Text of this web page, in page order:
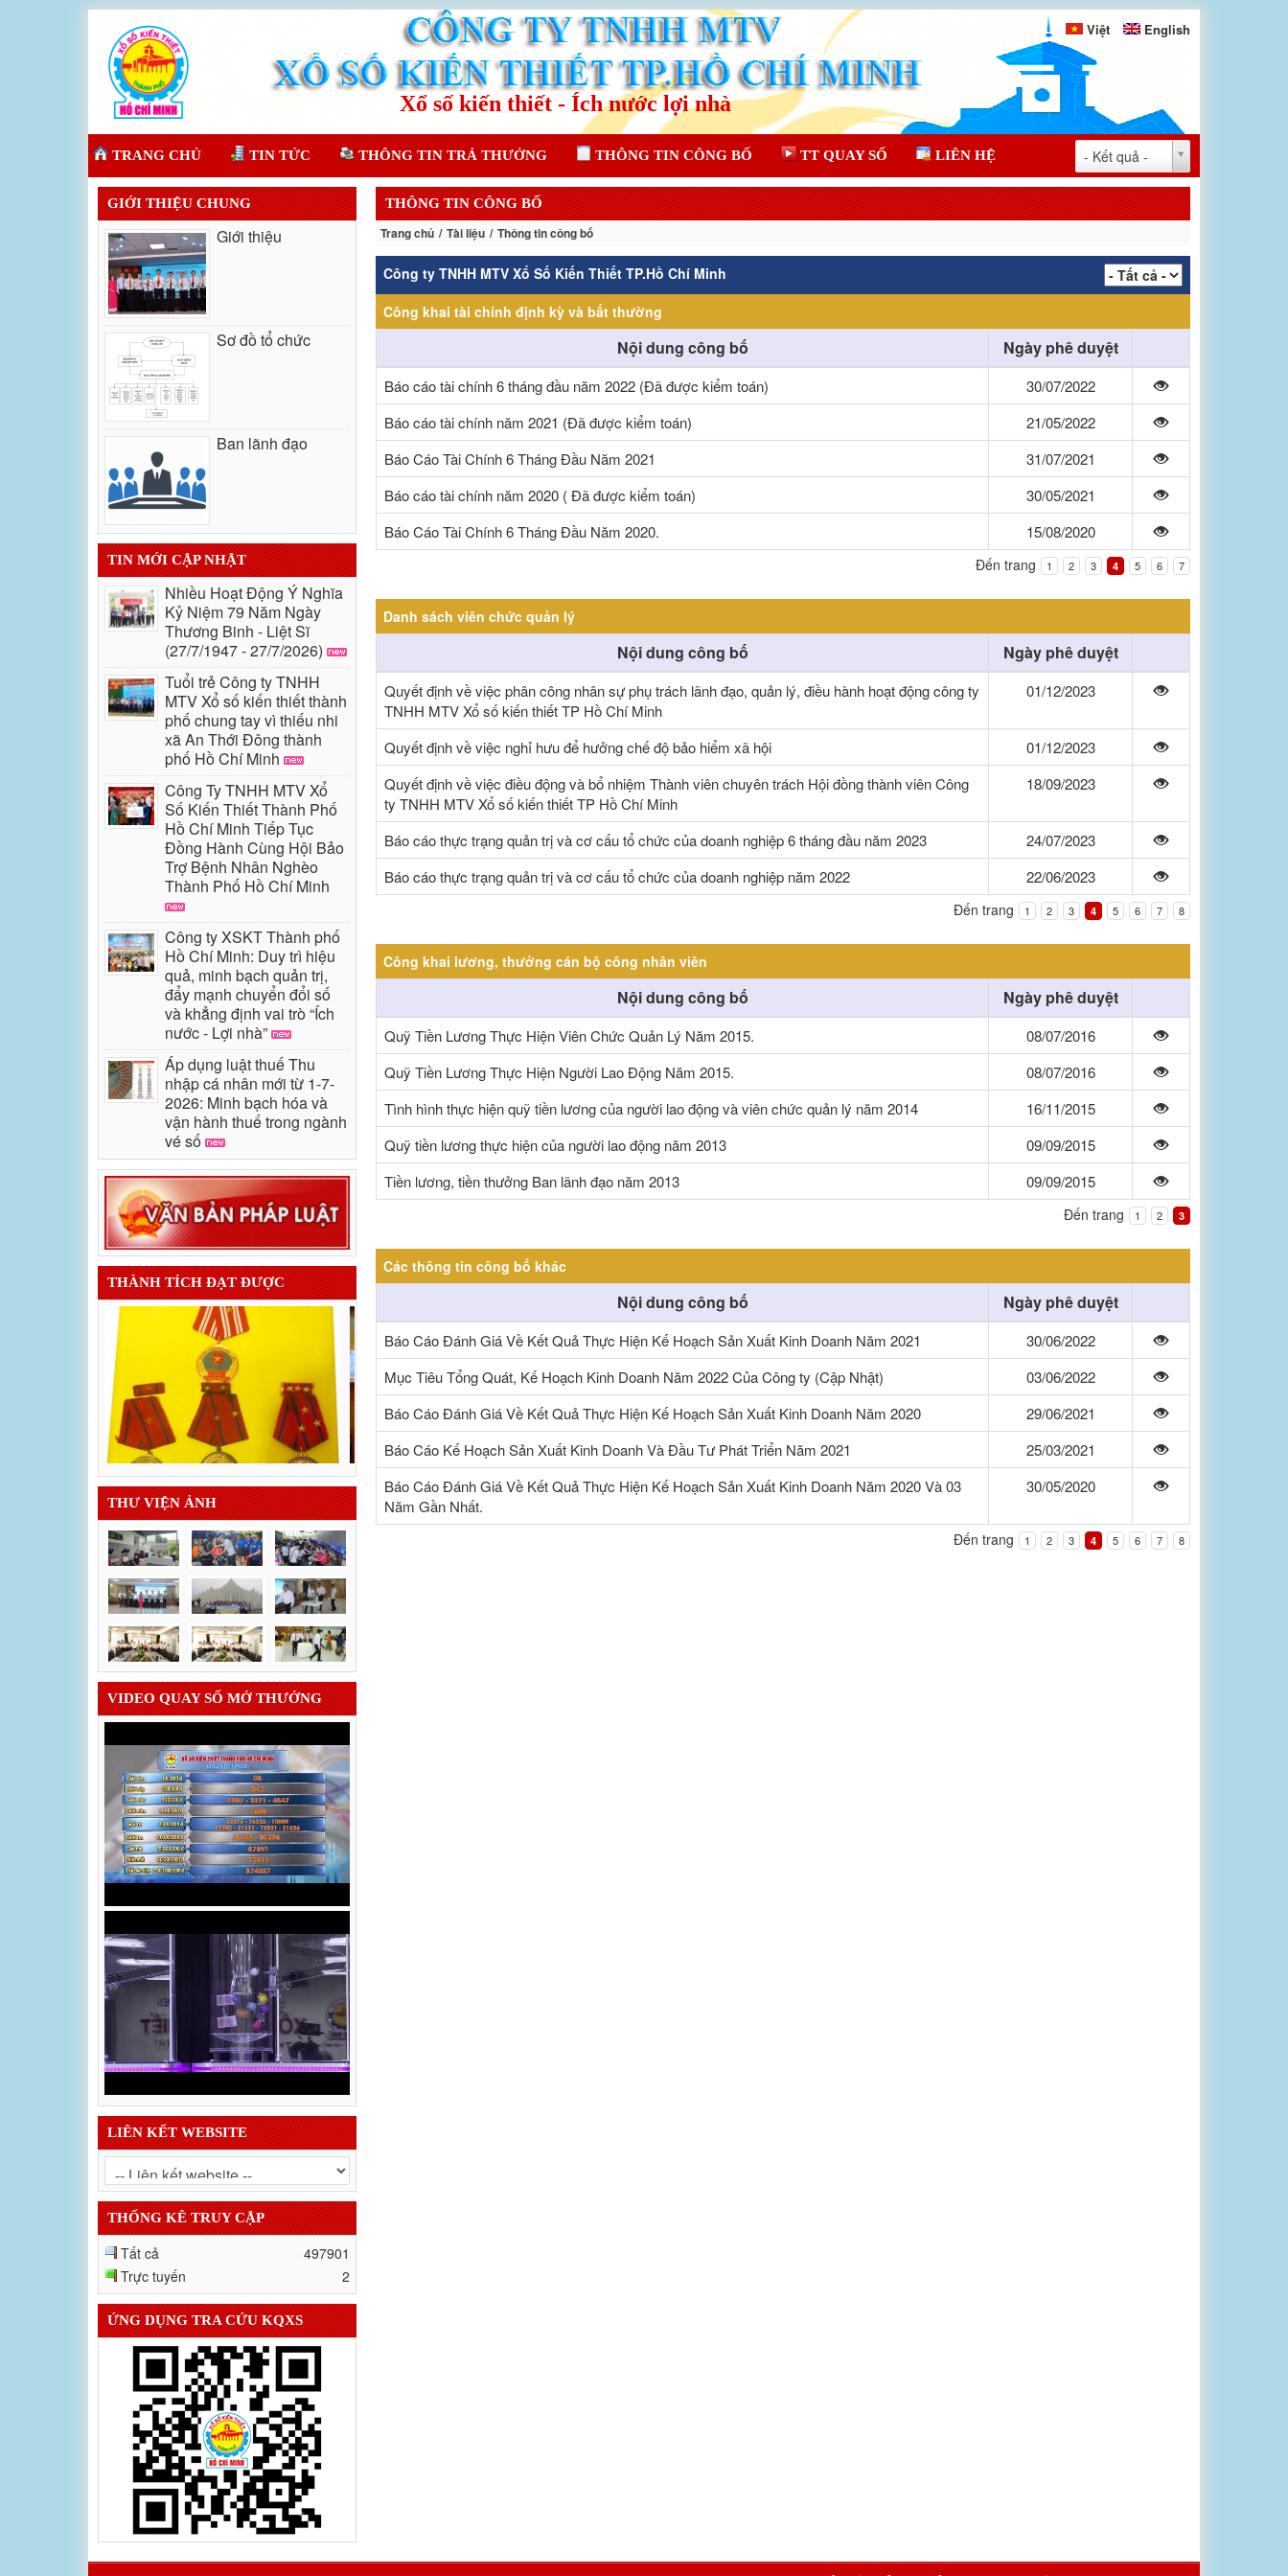
Việt English
TRANG CHỦ TIN TỨC THÔNG TIN TRẢ THƯỞNG THÔNG TIN CÔNG BỐ TT QUAY SỐ LIÊN HỆ - Kết quả -
THÔNG TIN CÔNG BỐ
Trang chủ Tài liệu Thông tin công bố
Công ty TNHH MTV Xổ Số Kiến Thiết TP.Hồ Chí Minh
Công khai tài chính định kỳ và bất thường
Nội dung công bố Ngày phê duyệt
Báo cáo tài chính 6 tháng đầu năm 2022 (Đã được kiểm toán)
30/07/2022
Báo cáo tài chính năm 2021 (Đã được kiểm toán)
21/05/2022
Báo Cáo Tài Chính 6 Tháng Đầu Năm 2021
31/07/2021
Báo cáo tài chính năm 2020 ( Đã được kiểm toán)
30/05/2021
Báo Cáo Tài Chính 6 Tháng Đầu Năm 2020.
15/08/2020
Đến trang 1 2 3 4 5 6 7
Danh sách viên chức quản lý
Nội dung công bố Ngày phê duyệt
Quyết định về việc phân công nhân sự phụ trách lãnh đạo, quản lý, điều hành hoạt động công ty
TNHH MTV Xổ số kiến thiết TP Hồ Chí Minh
01/12/2023
Quyết định về việc nghỉ hưu để hưởng chế độ bảo hiểm xã hội
01/12/2023
Quyết định về việc điều động và bổ nhiệm Thành viên chuyên trách Hội đồng thành viên Công
ty TNHH MTV Xổ số kiến thiết TP Hồ Chí Minh
18/09/2023
Báo cáo thực trạng quản trị và cơ cấu tổ chức của doanh nghiệp 6 tháng đầu năm 2023
24/07/2023
Báo cáo thực trạng quản trị và cơ cấu tổ chức của doanh nghiệp năm 2022
22/06/2023
Đến trang 1 2 3 4 5 6 7 8
Công khai lương, thưởng cán bộ công nhân viên
Nội dung công bố Ngày phê duyệt
Quỹ Tiền Lương Thực Hiện Viên Chức Quản Lý Năm 2015.
08/07/2016
Quỹ Tiền Lương Thực Hiện Người Lao Động Năm 2015.
08/07/2016
Tình hình thực hiện quỹ tiền lương của người lao động và viên chức quản lý năm 2014
16/11/2015
Quỹ tiền lương thực hiện của người lao động năm 2013
09/09/2015
Tiền lương, tiền thưởng Ban lãnh đạo năm 2013
09/09/2015
Đến trang 1 2 3
Các thông tin công bố khác
Nội dung công bố Ngày phê duyệt
Báo Cáo Đánh Giá Về Kết Quả Thực Hiện Kế Hoạch Sản Xuất Kinh Doanh Năm 2021
30/06/2022
Mục Tiêu Tổng Quát, Kế Hoạch Kinh Doanh Năm 2022 Của Công ty (Cập Nhật)
03/06/2022
Báo Cáo Đánh Giá Về Kết Quả Thực Hiện Kế Hoạch Sản Xuất Kinh Doanh Năm 2020
29/06/2021
Báo Cáo Kế Hoạch Sản Xuất Kinh Doanh Và Đầu Tư Phát Triển Năm 2021
25/03/2021
Báo Cáo Đánh Giá Về Kết Quả Thực Hiện Kế Hoạch Sản Xuất Kinh Doanh Năm 2020 Và 03
Năm Gần Nhất.
30/05/2020
Đến trang 1 2 3 4 5 6 7 8
GIỚI THIỆU CHUNG
Giới thiệu
Sơ đồ tổ chức
Ban lãnh đạo
TIN MỚI CẬP NHẬT
Nhiều Hoạt Động Ý Nghĩa
Kỷ Niệm 79 Năm Ngày
Thương Binh - Liệt Sĩ
(27/7/1947 - 27/7/2026)
Tuổi trẻ Công ty TNHH
MTV Xổ số kiến thiết thành
phố chung tay vì thiếu nhi
xã An Thới Đông thành
phố Hồ Chí Minh
Công Ty TNHH MTV Xổ
Số Kiến Thiết Thành Phố
Hồ Chí Minh Tiếp Tục
Đồng Hành Cùng Hội Bảo
Trợ Bệnh Nhân Nghèo
Thành Phố Hồ Chí Minh
Công ty XSKT Thành phố
Hồ Chí Minh: Duy trì hiệu
quả, minh bạch quản trị,
đẩy mạnh chuyển đổi số
và khẳng định vai trò “Ích
nước - Lợi nhà”
Áp dụng luật thuế Thu
nhập cá nhân mới từ 1-7-
2026: Minh bạch hóa và
vận hành thuế trong ngành
vé số
THÀNH TÍCH ĐẠT ĐƯỢC
THƯ VIỆN ẢNH
VIDEO QUAY SỐ MỞ THƯỞNG
LIÊN KẾT WEBSITE
THỐNG KÊ TRUY CẬP
Tất cả
497901
Trực tuyến
2
ỨNG DỤNG TRA CỨU KQXS